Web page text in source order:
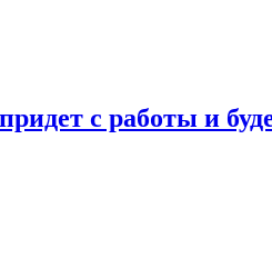
с работы и